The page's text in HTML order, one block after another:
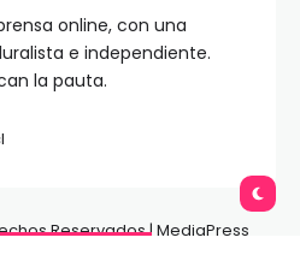
online, con una
e independiente.
la pauta.
Reservados | MediaPress